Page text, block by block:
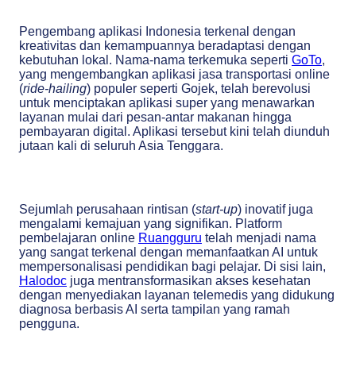
Pengembang aplikasi Indonesia terkenal dengan
kreativitas dan kemampuannya beradaptasi dengan
kebutuhan lokal. Nama-nama terkemuka seperti GoTo,
yang mengembangkan aplikasi jasa transportasi online
(ride-hailing) populer seperti Gojek, telah berevolusi
untuk menciptakan aplikasi super yang menawarkan
layanan mulai dari pesan-antar makanan hingga
pembayaran digital. Aplikasi tersebut kini telah diunduh
jutaan kali di seluruh Asia Tenggara.
Sejumlah perusahaan rintisan (start-up) inovatif juga
mengalami kemajuan yang signifikan. Platform
pembelajaran online Ruangguru telah menjadi nama
yang sangat terkenal dengan memanfaatkan AI untuk
mempersonalisasi pendidikan bagi pelajar. Di sisi lain,
Halodoc juga mentransformasikan akses kesehatan
dengan menyediakan layanan telemedis yang didukung
diagnosa berbasis AI serta tampilan yang ramah
pengguna.